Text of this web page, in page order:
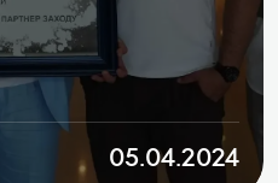
05.04.2024